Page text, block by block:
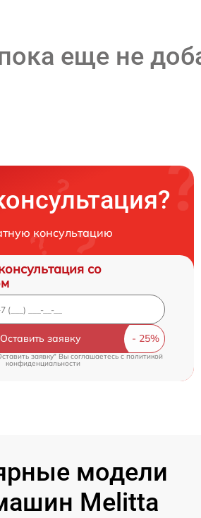
еще не
консультацию
со
Оставить заявку
заявку" Вы соглашаетесь cполитикой
конфиденциальности
модели
Melitta